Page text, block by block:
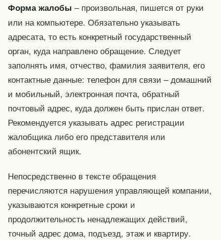
Форма жалобы – произвольная, пишется от руки
или на компьютере. Обязательно указывать
адресата, то есть конкретный государственный
орган, куда направлено обращение. Следует
заполнять имя, отчество, фамилия заявителя, его
контактные данные: телефон для связи – домашний
и мобильный, электронная почта, обратный
почтовый адрес, куда должен быть прислан ответ.
Рекомендуется указывать адрес регистрации
жалобщика либо его представителя или
абонентский ящик.
Непосредственно в тексте обращения
перечисляются нарушения управляющей компании,
указываются конкретные сроки и
продолжительность ненадлежащих действий,
точный адрес дома, подъезд, этаж и квартиру.